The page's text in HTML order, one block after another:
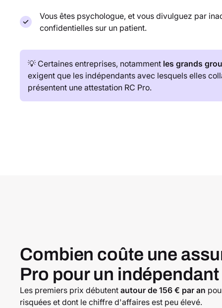
Vous êtes psychologue, et vous divulguez par
confidentielles sur un patient.
💡 Certaines entreprises, notamment les grands
exigent que les indépendants avec lesquels elles
présentent une attestation RC Pro.
Combien coûte une
Pro pour un indépendant
Les premiers prix débutent autour de 156 € par an
risquées et dont le chiffre d'affaires est peu élevé.